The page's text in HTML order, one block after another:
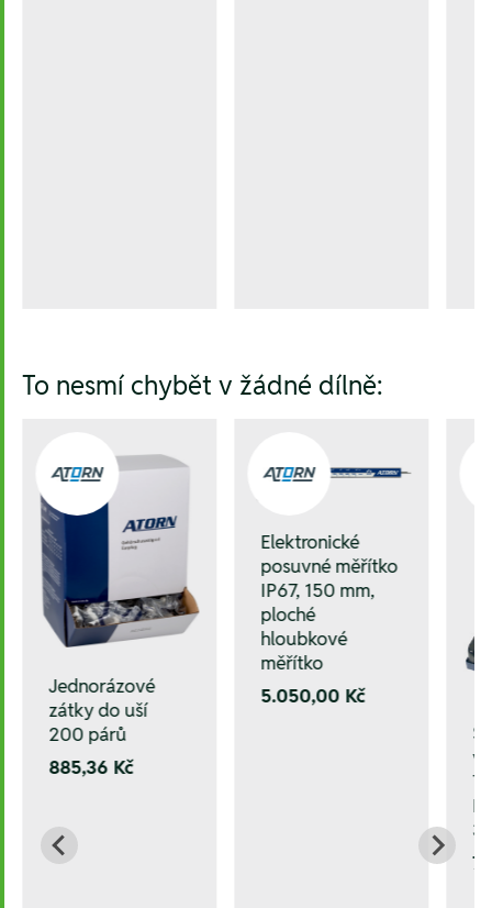
To nesmí chybět v žádné dílně:
Jednorázové
zátky do uší
200 párů
885,36 Kč
Elektronické
posuvné měřítko
IP67, 150 mm,
ploché
hloubkové
měřítko
5.050,00 Kč